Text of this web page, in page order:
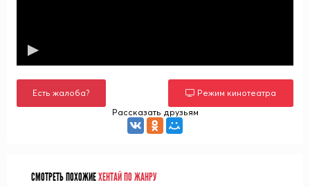
Есть жалоба?
Режим кинотеатра
Рассказать друзьям
СМОТРЕТЬ ПОХОЖИЕХЕНТАЙ ПО ЖАНРУ